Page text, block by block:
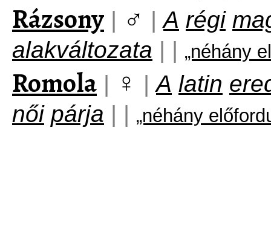
Rázsony | ♂ | A régi
alakváltozata | | „néhány
Romola | ♀ | A latin
női párja | | „néhány